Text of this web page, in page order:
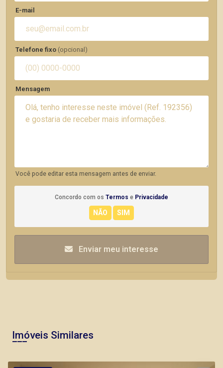
E-mail
Telefone fixo (opcional)
Mensagem
Você pode editar esta mensagem antes de enviar.
Concordo com os Termos e Privacidade
Enviar meu interesse
Imóveis Similares